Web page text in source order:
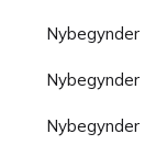
Nybegynder
Nybegynder
Nybegynder